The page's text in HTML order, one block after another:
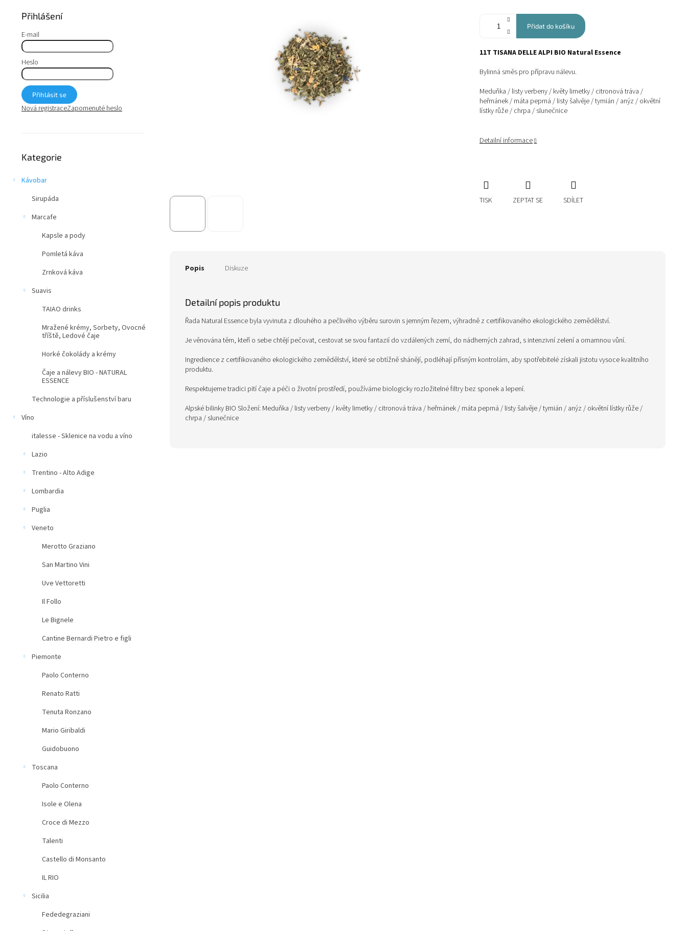
n
l
Přihlášení
E-mail
Heslo
Přihlásit se
Nová registraceZapomenuté heslo
kategorie
Kategorie
Kávobar
Sirupáda
Marcafe
Kapsle a pody
Pomletá káva
Zrnková káva
Suavis
TAIAO drinks
Mražené krémy, Sorbety, Ovocné
tříště, Ledové čaje
Horké čokolády a krémy
Čaje a nálevy BIO - NATURAL
ESSENCE
Technologie a příslušenství baru
Víno
italesse - Sklenice na vodu a víno
Lazio
Trentino - Alto Adige
Lombardia
Puglia
Veneto
Merotto Graziano
San Martino Vini
Uve Vettoretti
Il Follo
Le Bignele
Cantine Bernardi Pietro e figli
Piemonte
Paolo Conterno
Renato Ratti
Tenuta Ronzano
Mario Giribaldi
Guidobuono
Toscana
Paolo Conterno
Isole e Olena
Croce di Mezzo
Talenti
Castello di Monsanto
IL RIO
Sicilia
Fededegraziani
Přidat do košíku
11T TISANA DELLE ALPI BIO Natural Essence
Bylinná směs pro přípravu nálevu.
Meduňka / listy verbeny / květy limetky / citronová tráva /
heřmánek / máta peprná / listy šalvěje / tymián / anýz / okvětní
lístky růže / chrpa / slunečnice
Detailní informace
TISK ZEPTAT SE SDÍLET
Popis Diskuze
Detailní popis produktu
Řada Natural Essence byla vyvinuta z dlouhého a pečlivého výběru surovin s jemným řezem, výhradně z certifikovaného ekologického zemědělství.
Je věnována těm, kteří o sebe chtějí pečovat, cestovat se svou fantazií do vzdálených zemí, do nádherných zahrad, s intenzivní zelení a omamnou vůní.
Ingredience z certifikovaného ekologického zemědělství, které se obtížně shánějí, podléhají přísným kontrolám, aby spotřebitelé získali jistotu vysoce kvalitního
produktu.
Respektujeme tradici pití čaje a péči o životní prostředí, používáme biologicky rozložitelné filtry bez sponek a lepení.
Alpské bilinky BIO Složení: Meduňka / listy verbeny / květy limetky / citronová tráva / heřmánek / máta peprná / listy šalvěje / tymián / anýz / okvětní lístky růže /
chrpa / slunečnice